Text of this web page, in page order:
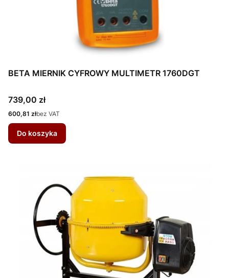
BETA MIERNIK CYFROWY MULTIMETR 1760DGT
Cena
739,00 zł
Cena
600,81 złbez VAT
Do koszyka